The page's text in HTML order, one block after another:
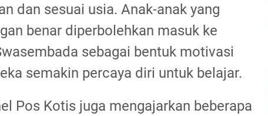
dan sesuai usia. Anak-anak yang
benar diperbolehkan masuk ke
sebagai bentuk motivasi
semakin percaya diri untuk belajar.
Pos Kotis juga mengajarkan beberapa